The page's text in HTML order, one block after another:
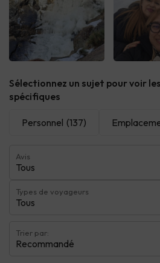
Sélectionnez un sujet pour voir
spécifiques
Personnel (137)
Avis
Tous
Types de voyageurs
Tous
Trier par:
Recommandé